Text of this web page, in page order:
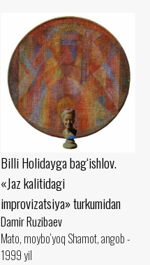
Billi Holidayga bag‘ishlov.
«Jaz kalitidagi
improvizatsiya» turkumidan
Damir Ruzibaev
Mato, moybo‘yoq Shamot, angob -
1999 yil